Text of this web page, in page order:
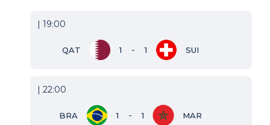
| 19:00
QAT 1 - 1 SUI
| 22:00
BRA 1 - 1 MAR